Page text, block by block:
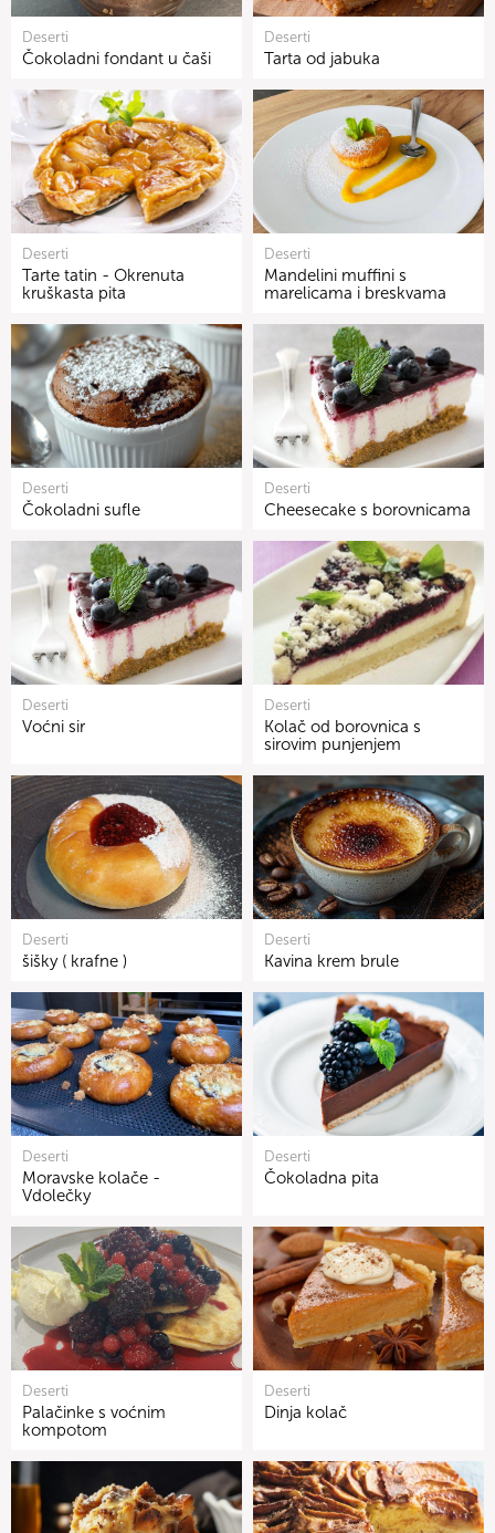
Deserti
Čokoladni fondant u čaši
Deserti
Tarta od jabuka
Deserti
Tarte tatin - Okrenuta
kruškasta pita
Deserti
Mandelini muffini s
marelicama i breskvama
Deserti
Čokoladni sufle
Deserti
Cheesecake s borovnicama
Deserti
Voćni sir
Deserti
Kolač od borovnica s
sirovim punjenjem
Deserti
šišky ( krafne )
Deserti
Kavina krem brule
Deserti
Moravske kolače -
Vdolečky
Deserti
Čokoladna pita
Deserti
Palačinke s voćnim
kompotom
Deserti
Dinja kolač